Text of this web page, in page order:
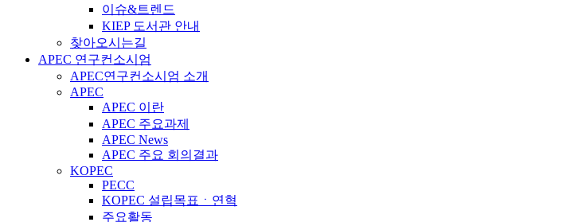
이슈&트렌드
KIEP 도서관 안내
찾아오시는길
APEC 연구컨소시엄
APEC연구컨소시엄 소개
APEC
APEC 이란
APEC 주요과제
APEC News
APEC 주요 회의결과
KOPEC
PECC
KOPEC 설립목표ㆍ연혁
주요활동